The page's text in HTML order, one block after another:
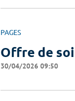
PAGES
Offre de
30/04/2026 09:50